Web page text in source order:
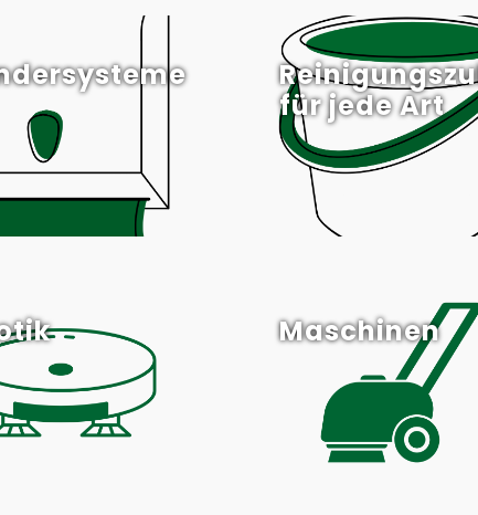
für jede Art
Maschinen